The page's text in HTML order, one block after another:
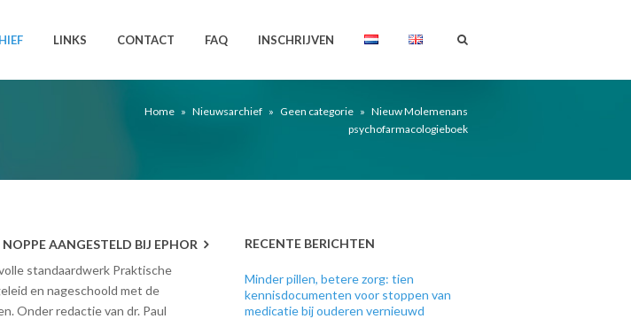
LINKS CONTACT FAQ INSCHRIJVEN
Home » Nieuwsarchief » Geen categorie » Nieuw Molemenans
psychofarmacologieboek
AANGESTELD BIJ EPHOR
standaardwerk Praktische
en nageschoold met de
Onder redactie van dr. Paul
RECENTE BERICHTEN
Minder pillen, betere zorg: tien
kennisdocumenten voor stoppen van
medicatie bij ouderen vernieuwd